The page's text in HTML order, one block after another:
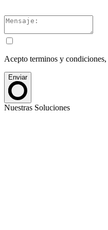
Acepto terminos y condiciones,
Enviar
Nuestras Soluciones